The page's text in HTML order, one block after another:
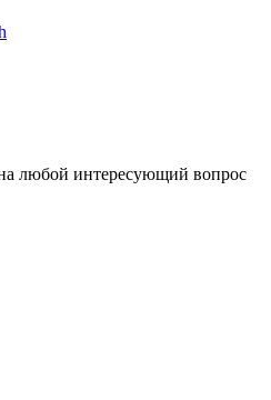
любой интересующий вопрос